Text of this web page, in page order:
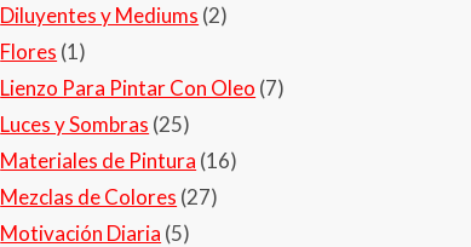
Diluyentes y Mediums (2)
Flores (1)
Lienzo Para Pintar Con Oleo (7)
Luces y Sombras (25)
Materiales de Pintura (16)
Mezclas de Colores (27)
Motivación Diaria (5)